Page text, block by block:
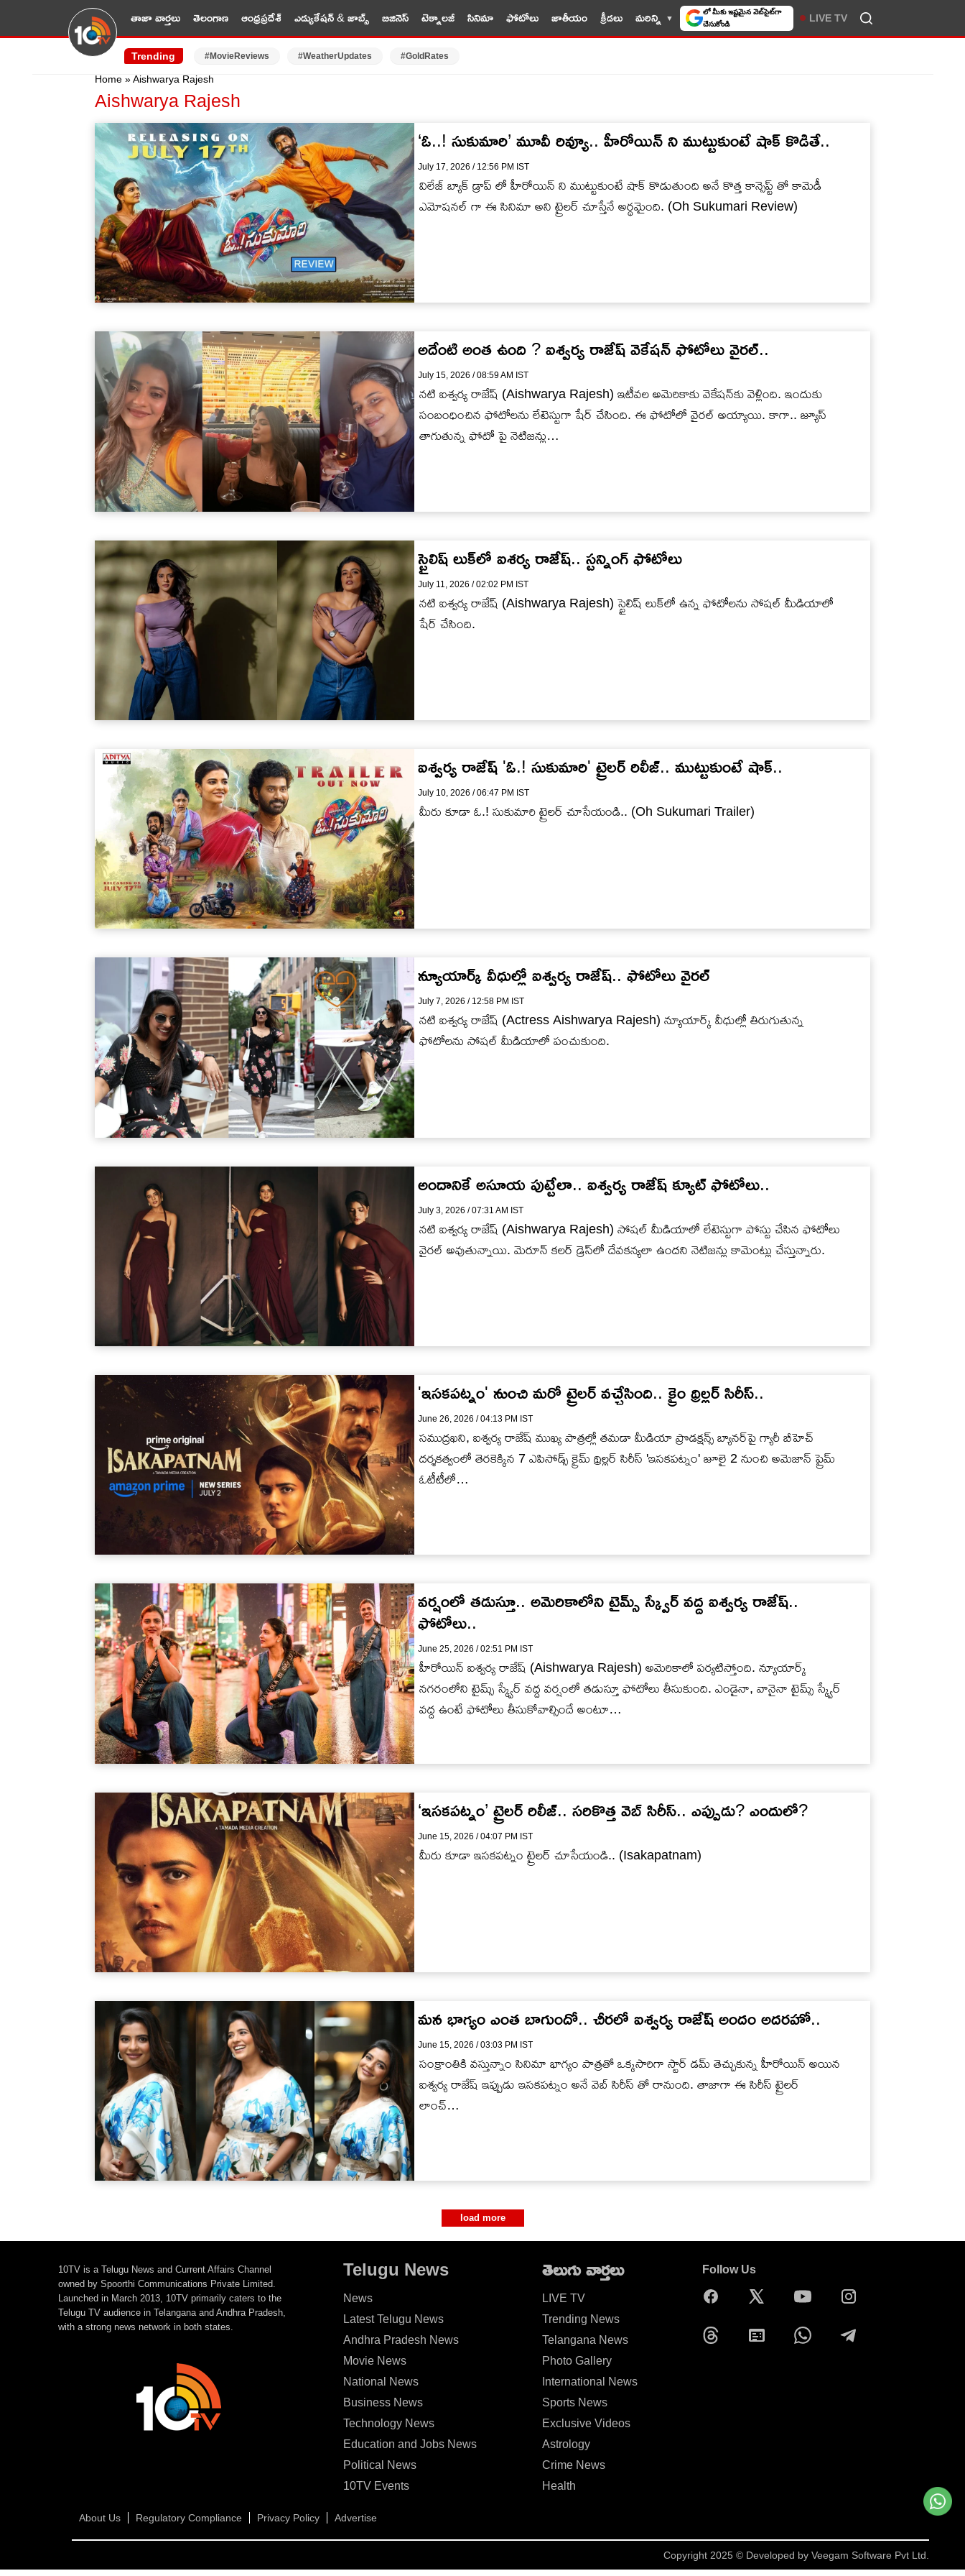
తాజా వార్తలు తెలంగాణ ఆంధ్రప్రదేశ్ ఎడ్యుకేషన్ & జాబ్స్ బిజినెస్ టెక్నాలజీ సినిమా ఫోటోలు జాతీయం క్రీడలు మరిన్ని
లో మీకు ఇష్టమైన వెబ్‌సైట్‌గా
చేసుకోండి
LIVE TV
Trending #MovieReviews #WeatherUpdates #GoldRates
Home »Aishwarya Rajesh
Aishwarya Rajesh
‘ఓ..! సుకుమారి’ మూవీ రివ్యూ.. హీరోయిన్ ని ముట్టుకుంటే షాక్ కొడితే..
July 17, 2026 / 12:56 PM IST
విలేజ్ బ్యాక్ డ్రాప్ లో హీరోయిన్ ని ముట్టుకుంటే షాక్ కొడుతుంది అనే కొత్త కాన్సెప్ట్ తో కామెడీ
ఎమోషనల్ గా ఈ సినిమా అని ట్రైలర్ చూస్తేనే అర్థమైంది. (Oh Sukumari Review)
అదేంటి అంత ఉంది ? ఐశ్వ‌ర్య రాజేష్ వెకేష‌న్ ఫోటోలు వైర‌ల్..
July 15, 2026 / 08:59 AM IST
న‌టి ఐశ్వ‌ర్య రాజేష్ (Aishwarya Rajesh) ఇటీవ‌ల అమెరికాకు వెకేష‌న్‌కు వెళ్లింది. ఇందుకు
సంబంధించిన ఫోటోల‌ను లేటెస్టుగా షేర్ చేసింది. ఈ ఫోటోలో వైర‌ల్ అయ్యాయి. కాగా.. జ్యూస్
తాగుతున్న ఫోటో పై నెటిజ‌న్లు…
స్టైలిష్ లుక్‌లో ఐశ‌ర్య రాజేష్.. స్ట‌న్నింగ్ ఫోటోలు
July 11, 2026 / 02:02 PM IST
న‌టి ఐశ్వ‌ర్య రాజేష్ (Aishwarya Rajesh) స్టైలిష్ లుక్‌లో ఉన్న ఫోటోల‌ను సోష‌ల్ మీడియాలో
షేర్ చేసింది.
ఐశ్వర్య రాజేష్ 'ఓ.! సుకుమారి' ట్రైలర్ రిలీజ్.. ముట్టుకుంటే షాక్..
July 10, 2026 / 06:47 PM IST
మీరు కూడా ఓ.! సుకుమారి ట్రైలర్ చూసేయండి.. (Oh Sukumari Trailer)
న్యూయార్క్ వీధుల్లో ఐశ్వ‌ర్య రాజేష్.. ఫోటోలు వైర‌ల్‌
July 7, 2026 / 12:58 PM IST
న‌టి ఐశ్వ‌ర్య రాజేష్ (Actress Aishwarya Rajesh) న్యూయార్క్ వీధుల్లో తిరుగుతున్న
ఫోటోల‌ను సోష‌ల్ మీడియాలో పంచుకుంది.
అందానికే అసూయ పుట్టేలా.. ఐశ్వ‌ర్య రాజేష్ క్యూట్ ఫోటోలు..
July 3, 2026 / 07:31 AM IST
న‌టి ఐశ్వ‌ర్య రాజేష్ (Aishwarya Rajesh) సోష‌ల్ మీడియాలో లేటెస్టుగా పోస్టు చేసిన ఫోటోలు
వైర‌ల్ అవుతున్నాయి. మెరూన్ క‌ల‌ర్ డ్రెస్‌లో దేవ‌క‌న్య‌లా ఉంద‌ని నెటిజ‌న్లు కామెంట్లు చేస్తున్నారు.
'ఇసకపట్నం' నుంచి మరో ట్రైలర్‌ వచ్చేసింది.. క్రైం థ్రిల్లర్ సిరీస్..
June 26, 2026 / 04:13 PM IST
సముద్రఖని, ఐశ్వర్య రాజేష్ ముఖ్య పాత్రల్లో తమడా మీడియా ప్రొడక్షన్స్ బ్యానర్‌పై గ్యారీ బీహెచ్
దర్శకత్వంలో తెరకెక్కిన 7 ఎపిసోడ్స్ క్రైమ్ థ్రిల్లర్ సిరీస్ 'ఇసకపట్నం' జూలై 2 నుంచి అమెజాన్ ప్రైమ్
ఓటీటీలో…
వ‌ర్షంలో త‌డుస్తూ.. అమెరికాలోని టైమ్స్ స్క్వేర్ వ‌ద్ద ఐశ్వ‌ర్య రాజేష్..
ఫోటోలు..
June 25, 2026 / 02:51 PM IST
హీరోయిన్ ఐశ్వ‌ర్య రాజేష్ (Aishwarya Rajesh) అమెరికాలో ప‌ర్య‌టిస్తోంది. న్యూయార్క్
న‌గ‌రంలోని టైమ్స్ స్క్వేర్ వ‌ద్ద వ‌ర్షంలో త‌డుస్తూ ఫోటోలు తీసుకుంది. ఎండైనా, వానైనా టైమ్స్ స్క్వేర్
వ‌ద్ద ఉంటే ఫోటోలు తీసుకోవాల్సిందే అంటూ…
‘ఇసకపట్నం’ ట్రైలర్ రిలీజ్.. సరికొత్త వెబ్ సిరీస్.. ఎప్పుడు? ఎందులో?
June 15, 2026 / 04:07 PM IST
మీరు కూడా ఇసకపట్నం ట్రైలర్ చూసేయండి.. (Isakapatnam)
మన భాగ్యం ఎంత బాగుందో.. చీరలో ఐశ్వర్య రాజేష్ అందం అదరహో..
June 15, 2026 / 03:03 PM IST
సంక్రాంతికి వస్తున్నాం సినిమా భాగ్యం పాత్రతో ఒక్కసారిగా స్టార్ డమ్ తెచ్చుకున్న హీరోయిన్ అయిన
ఐశ్వర్య రాజేష్ ఇప్పుడు ఇసకపట్నం అనే వెబ్ సిరీస్ తో రానుంది. తాజాగా ఈ సిరీస్ ట్రైలర్
లాంచ్…
load more
10TV is a Telugu News and Current Affairs Channel
owned by Spoorthi Communications Private Limited.
Launched in March 2013, 10TV primarily caters to the
Telugu TV audience in Telangana and Andhra Pradesh,
with a strong news network in both states.
Telugu News
News
Latest Telugu News
Andhra Pradesh News
Movie News
National News
Business News
Technology News
Education and Jobs News
Political News
10TV Events
తెలుగు వార్తలు
LIVE TV
Trending News
Telangana News
Photo Gallery
International News
Sports News
Exclusive Videos
Astrology
Crime News
Health
Follow Us
About Us Regulatory Compliance Privacy Policy Advertise
Copyright 2025 © Developed by Veegam Software Pvt Ltd.